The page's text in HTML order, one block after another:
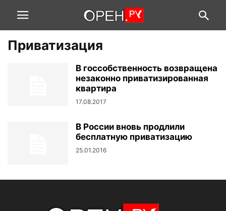
Приватизация
В госсобственность возвращена
незаконно приватизированная
квартира
17.08.2017
В России вновь продлили
бесплатную приватизацию
25.01.2016